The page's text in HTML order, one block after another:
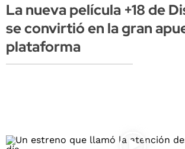
La nueva película +18 de
se convirtió en la gran
plataforma